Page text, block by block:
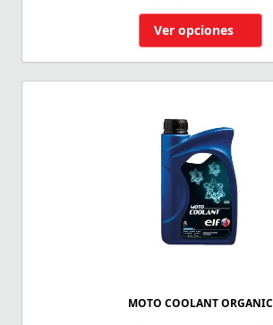
Ver opciones
MOTO COOLANT ORGANIC